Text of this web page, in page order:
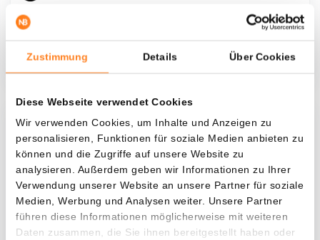
Zustimmung Details Über Cookies
Diese Webseite verwendet Cookies
Wir verwenden Cookies, um Inhalte und Anzeigen zu
personalisieren, Funktionen für soziale Medien anbieten zu
können und die Zugriffe auf unsere Website zu
analysieren. Außerdem geben wir Informationen zu Ihrer
Verwendung unserer Website an unsere Partner für soziale
Medien, Werbung und Analysen weiter. Unsere Partner
führen diese Informationen möglicherweise mit weiteren
Daten zusammen, die Sie ihnen bereitgestellt haben oder
Was, wenn ich...?
Zie hoeveel waarde je vandaag zou hebben als
je dollar-cost averaging had toegepast op
verschillende cryptocurrencies.
3,40%
XRP XRP 1,70%